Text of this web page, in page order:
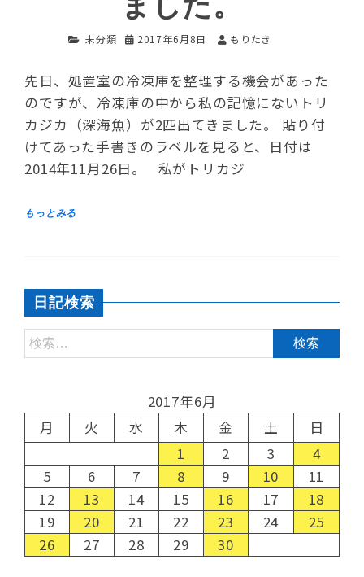
未分類 2017年6月8日 もりたき
先日、処置室の冷凍庫を整理する機会があった
のですが、冷凍庫の中から私の記憶にないトリ
カジカ（深海魚）が2匹出てきました。 貼り付
けてあった手書きのラベルを見ると、日付は
2014年11月26日。 私がトリカジ
日記検索
2017年6月
月
火 水 木 金 土
日
1
2 3
4
5
6 7 8 9 10
11
12
13 14 15 16 17
18
19
20 21 22 23 24
25
26
27 28 29 30